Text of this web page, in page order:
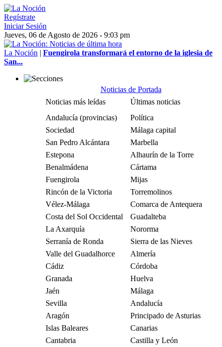
Regístrate
Iniciar Sesión
Jueves, 06 de Agosto de 2026 - 9:03 pm
La Noción | Fuengirola transformará el entorno de la iglesia de
San...
Noticias de Portada
Noticias más leídas
Últimas noticias
Andalucía (provincias)
Política
Sociedad
Málaga capital
San Pedro Alcántara
Marbella
Estepona
Alhaurín de la Torre
Benalmádena
Cártama
Fuengirola
Mijas
Rincón de la Victoria
Torremolinos
Vélez-Málaga
Comarca de Antequera
Costa del Sol Occidental
Guadalteba
La Axarquía
Nororma
Serranía de Ronda
Sierra de las Nieves
Valle del Guadalhorce
Almería
Cádiz
Córdoba
Granada
Huelva
Jaén
Málaga
Sevilla
Andalucía
Aragón
Principado de Asturias
Islas Baleares
Canarias
Cantabria
Castilla y León